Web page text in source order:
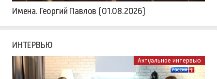
Имена. Георгий Павлов (01.08.2026)
ИНТЕРВЬЮ
Актуальное интервью